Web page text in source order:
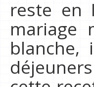
reste en
mariage
blanche,